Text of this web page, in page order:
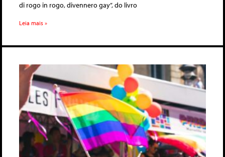
di rogo in rogo, divennero gay”, do livro
Leia mais »